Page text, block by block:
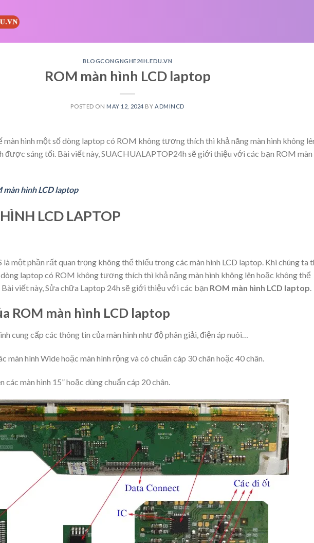
BLOGCONGNGHE24H.EDU.VN
ROM màn hình LCD laptop
POSTED ON MAY 12, 2024 BY ADMINCD
màn hình một số dòng laptop có ROM không tương thích thì khả năng màn hình không
được sáng tối. Bài viết này, SUACHUALAPTOP24h sẽ giới thiệu với các bạn ROM màn
màn hình LCD laptop
LCD LAPTOP
là một phần rất quan trọng không thể thiếu trong các màn hình LCD laptop. Khi chúng ta
laptop có ROM không tương thích thì khả năng màn hình không lên hoặc không thể
viết này, Sửa chữa Laptop 24h sẽ giới thiệu với các bạn ROM màn hình LCD laptop
ROM màn hình LCD laptop
cung cấp các thông tin của màn hình như độ phân giải, điện áp nuôi…
màn hình Wide hoặc màn hình rộng và có chuẩn cáp 30 chân hoặc 40 chân.
các màn hình 15”hoặc dùng chuẩn cáp 20 chân.